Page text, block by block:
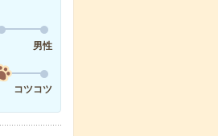
男性
コツコツ